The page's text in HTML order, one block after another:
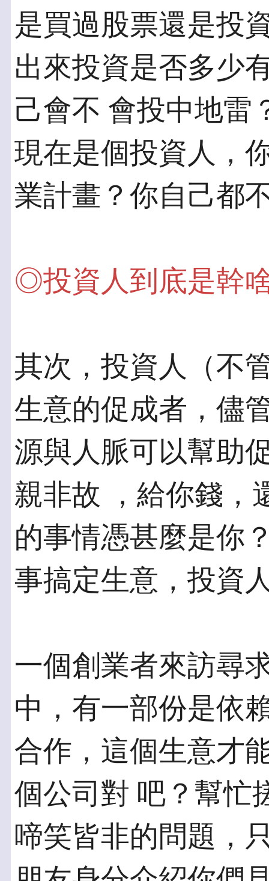
是買過股票還是投
出來投資是否多少
己會不 會投中地雷
現在是個投資人，
業計畫？你自己都
◎投資人到底是幹
其次，投資人（不
生意的促成者，儘
源與人脈可以幫助
親非故 ，給你錢，
的事情憑甚麼是你
事搞定生意，投資
一個創業者來訪尋
中，有一部份是依
合作，這個生意才
個公司對 吧？幫忙
啼笑皆非的問題，